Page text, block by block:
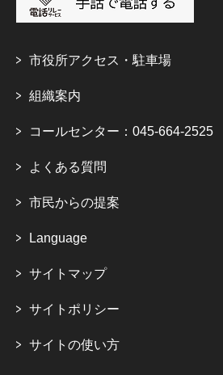
市役所アクセス・駐車場
組織案内
コールセンター：045-664-2525
よくある質問
市民からの提案
Language
サイトマップ
サイトポリシー
サイトの使い方